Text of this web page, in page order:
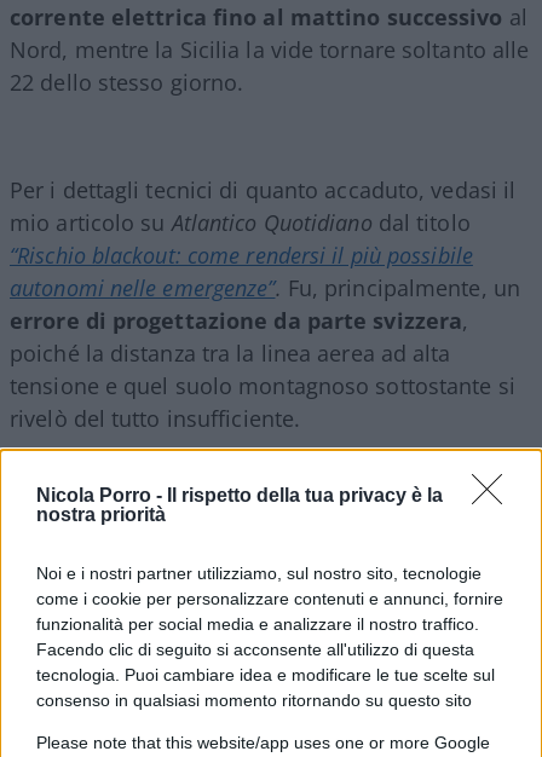
Nicola Porro -
Il rispetto della tua privacy è la
nostra priorità
Noi e i nostri partner utilizziamo, sul nostro sito, tecnologie
come i cookie per personalizzare contenuti e annunci, fornire
funzionalità per social media e analizzare il nostro traffico.
Facendo clic di seguito si acconsente all'utilizzo di questa
tecnologia. Puoi cambiare idea e modificare le tue scelte sul
consenso in qualsiasi momento ritornando su questo sito
Please note that this website/app uses one or more Google
corrente elettrica fino al mattino successivo al
Nord, mentre la Sicilia la vide tornare soltanto alle
22 dello stesso giorno.
Per i dettagli tecnici di quanto accaduto, vedasi il
mio articolo su Atlantico Quotidiano dal titolo
“Rischio blackout: come rendersi il più possibile
autonomi nelle emergenze”. Fu, principalmente, un
errore di progettazione da parte svizzera,
poiché la distanza tra la linea aerea ad alta
tensione e quel suolo montagnoso sottostante si
rivelò del tutto insufficiente.
Si aggiunse una riprovevole sottovalutazione
dell’incidente, sempre da parte dei tecnici
in atto procedure di re-instradamento, senza
darcene notizia immediata e così aggravando
ancora la portata dell’incidente e lasciando tutta
Italia al buio.